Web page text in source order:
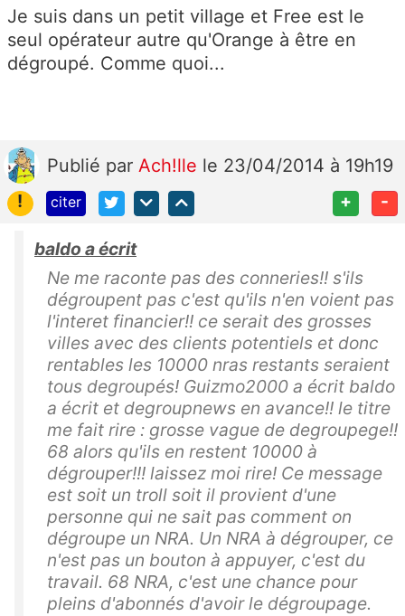
Je suis dans un petit village et Free est le
seul opérateur autre qu'Orange à être en
dégroupé. Comme quoi...
Publié par Ach!lle le 23/04/2014 à 19h19
!
citer + -
baldo a écrit
Ne me raconte pas des conneries!! s'ils
dégroupent pas c'est qu'ils n'en voient pas
l'interet financier!! ce serait des grosses
villes avec des clients potentiels et donc
rentables les 10000 nras restants seraient
tous degroupés! Guizmo2000 a écrit baldo
a écrit et degroupnews en avance!! le titre
me fait rire : grosse vague de degroupege!!
68 alors qu'ils en restent 10000 à
dégrouper!!! laissez moi rire! Ce message
est soit un troll soit il provient d'une
personne qui ne sait pas comment on
dégroupe un NRA. Un NRA à dégrouper, ce
n'est pas un bouton à appuyer, c'est du
travail. 68 NRA, c'est une chance pour
pleins d'abonnés d'avoir le dégroupage.